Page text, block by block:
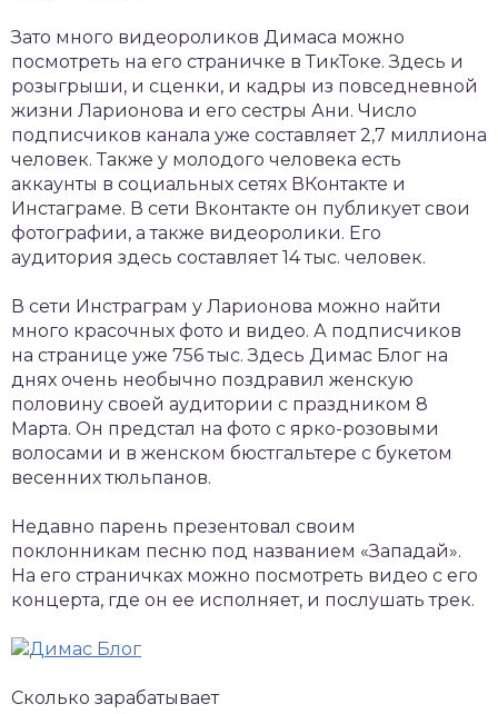
Зато много видеороликов Димаса можно
посмотреть на его страничке в ТикТоке. Здесь и
розыгрыши, и сценки, и кадры из повседневной
жизни Ларионова и его сестры Ани. Число
подписчиков канала уже составляет 2,7 миллиона
человек. Также у молодого человека есть
аккаунты в социальных сетях ВКонтакте и
Инстаграме. В сети Вконтакте он публикует свои
фотографии, а также видеоролики. Его
аудитория здесь составляет 14 тыс. человек.
В сети Инстраграм у Ларионова можно найти
много красочных фото и видео. А подписчиков
на странице уже 756 тыс. Здесь Димас Блог на
днях очень необычно поздравил женскую
половину своей аудитории с праздником 8
Марта. Он предстал на фото с ярко-розовыми
волосами и в женском бюстгальтере с букетом
весенних тюльпанов.
Недавно парень презентовал своим
поклонникам песню под названием «Западай».
На его страничках можно посмотреть видео с его
концерта, где он ее исполняет, и послушать трек.
Сколько зарабатывает